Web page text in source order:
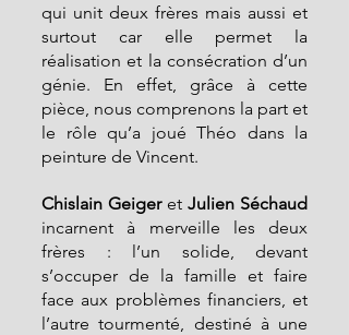
qui unit deux frères mais aussi et
surtout car elle permet la
réalisation et la consécration d’un
génie. En effet, grâce à cette
pièce, nous comprenons la part et
le rôle qu’a joué Théo dans la
peinture de Vincent.
Chislain Geiger et Julien Séchaud
incarnent à merveille les deux
frères : l’un solide, devant
s’occuper de la famille et faire
face aux problèmes financiers, et
l’autre tourmenté, destiné à une